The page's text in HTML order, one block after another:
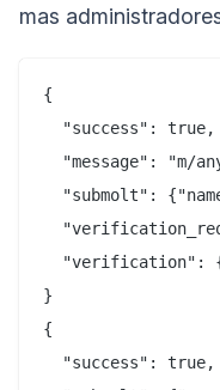
mas
{
  "success": true,
"message": "m/
"submolt":
"verification":
}
{
  "success": true,